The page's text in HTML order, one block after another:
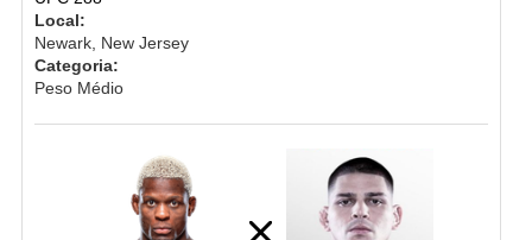
Local:
Newark, New Jersey
Categoria:
Peso Médio